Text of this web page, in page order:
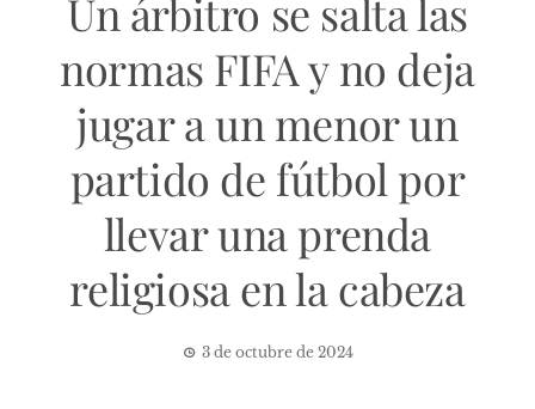
Un árbitro se salta las
normas FIFA y no deja
jugar a un menor un
partido de fútbol por
llevar una prenda
religiosa en la cabeza
3 de octubre de 2024